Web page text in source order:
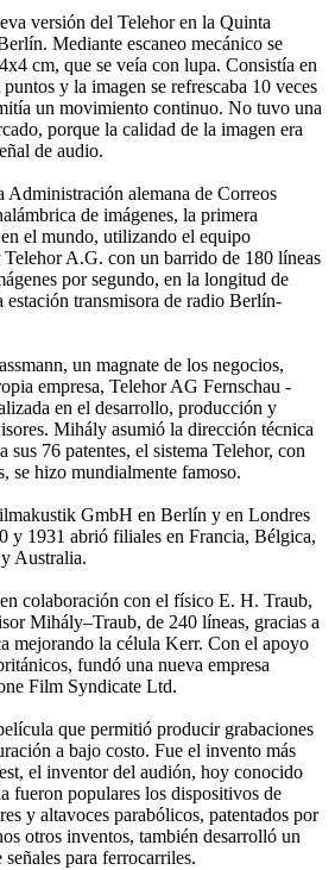
versión del Telehor en la Quinta
Mediante escaneo mecánico se
cm, que se veía con lupa. Consistía en
y la imagen se refrescaba 10 veces
un movimiento continuo. No tuvo una
porque la calidad de la imagen era
de audio.
Administración alemana de Correos
de imágenes, la primera
el mundo, utilizando el equipo
A.G. con un barrido de 180 líneas
por segundo, en la longitud de
estación transmisora de radio Berlín-
un magnate de los negocios,
empresa, Telehor AG Fernschau -
en el desarrollo, producción y
Mihály asumió la dirección técnica
sus 76 patentes, el sistema Telehor, con
se hizo mundialmente famoso.
GmbH en Berlín y en Londres
y 1931 abrió filiales en Francia, Bélgica,
Australia.
colaboración con el físico E. H. Traub,
Mihály–Traub, de 240 líneas, gracias a
mejorando la célula Kerr. Con el apoyo
fundó una nueva empresa
Film Syndicate Ltd.
que permitió producir grabaciones
a bajo costo. Fue el invento más
el inventor del audión, hoy conocido
fueron populares los dispositivos de
y altavoces parabólicos, patentados por
otros inventos, también desarrolló un
para ferrocarriles.